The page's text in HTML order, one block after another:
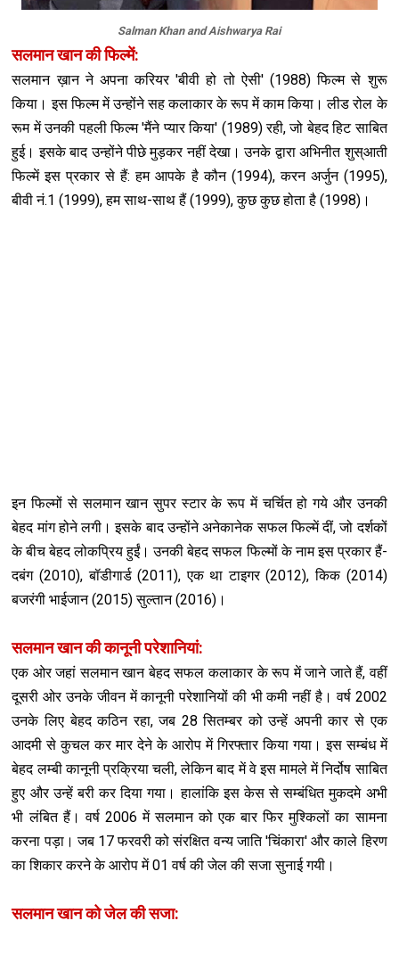
Salman Khan and Aishwarya Rai
सलमान खान की फिल्में:
सलमान ख़ान ने अपना करियर 'बीवी हो तो ऐसी' (1988) फिल्म से शुरू
किया। इस फिल्म में उन्होंने सह कलाकार के रूप में काम किया। लीड रोल के
रूम में उनकी पहली फिल्म 'मैंने प्यार किया' (1989) रही, जो बेहद हिट साबित
हुई। इसके बाद उन्होंने पीछे मुड़कर नहीं देखा। उनके द्वारा अभ‍िनीत शुस्आती
फिल्में इस प्रकार से हैं: हम आपके है कौन (1994), करन अर्जुन (1995),
बीवी नं.1 (1999), हम साथ-साथ हैं (1999), कुछ कुछ होता है (1998)।
इन फिल्मों से सलमान खान सुपर स्टार के रूप में चर्चित हो गये और उनकी
बेहद मांग होने लगी। इसके बाद उन्होंने अनेकानेक सफल फिल्में दीं, जो दर्शकों
के बीच बेहद लोकप्रिय हुईं। उनकी बेहद सफल फिल्मों के नाम इस प्रकार हैं-
दबंग (2010), बॉडीगार्ड (2011), एक था टाइगर (2012), किक (2014)
बजरंगी भाईजान (2015) सुल्तान (2016)।
सलमान खान की कानूनी परेशानियां:
एक ओर जहां सलमान खान बेहद सफल कलाकार के रूप में जाने जाते हैं, वहीं
दूसरी ओर उनके जीवन में कानूनी परेशानियों की भी कमी नहीं है। वर्ष 2002
उनके लिए बेहद कठिन रहा, जब 28 सितम्बर को उन्हें अपनी कार से एक
आदमी से कुचल कर मार देने के आरोप में गिरफ्तार किया गया। इस सम्बंध में
बेहद लम्बी कानूनी प्रक्रिया चली, लेकिन बाद में वे इस मामले में निर्दोष साबित
हुए और उन्हें बरी कर दिया गया। हालांकि इस केस से सम्बंध‍ित मुकदमे अभी
भी लंबित हैं। वर्ष 2006 में सलमान को एक बार फिर मुश्किलों का सामना
करना पड़ा। जब 17 फरवरी को संरक्ष‍ित वन्य जाति 'चिंकारा' और काले हिरण
का शिकार करने के आरोप में 01 वर्ष की जेल की सजा सुनाई गयी।
सलमान खान को जेल की सजा: